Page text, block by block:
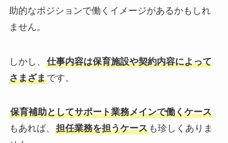
助的なポジションで働くイメージがあるかもしれ
ません。
しかし、 仕事内容は保育施設や契約内容によって
さまざまです。
保育補助としてサポート業務メインで働くケース
もあれば、 担任業務を担うケースも珍しくありま